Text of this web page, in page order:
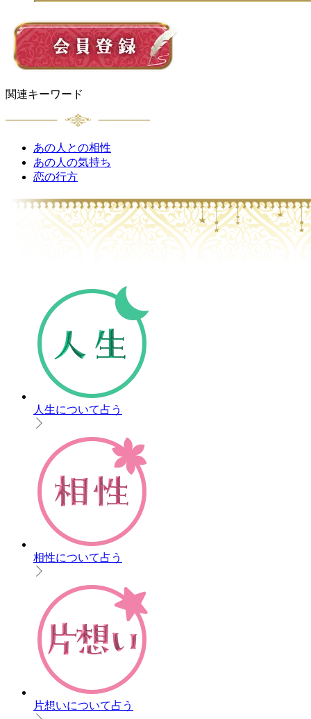
関連キーワード
あの人との相性
あの人の気持ち
恋の行方
人生について占う
相性について占う
片想いについて占う